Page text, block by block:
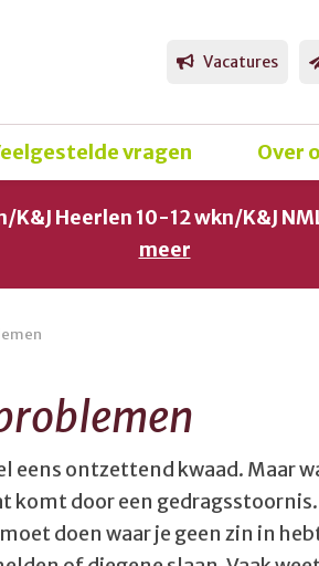
Vacatures
vragen Over
Heerlen 10-12 wkn/K&J
meer
eens ontzettend kwaad. Maar
komt door een
doen waar je geen zin in